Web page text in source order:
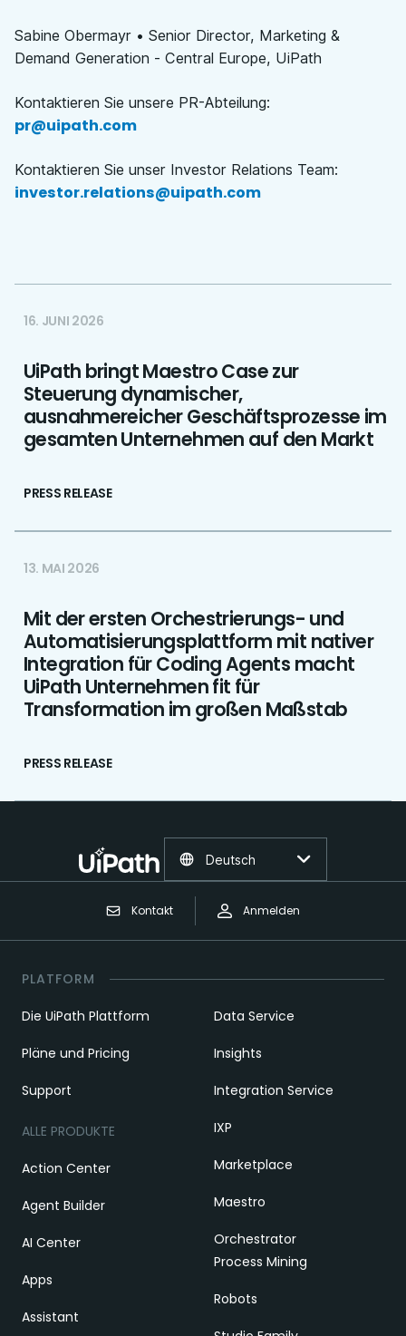
Sabine Obermayr • Senior Director, Marketing &
Demand Generation - Central Europe, UiPath
Kontaktieren Sie unsere PR-Abteilung:
pr@uipath.com
Kontaktieren Sie unser Investor Relations Team:
investor.relations@uipath.com
16. JUNI 2026
UiPath bringt Maestro Case zur
Steuerung dynamischer,
ausnahmereicher Geschäftsprozesse im
gesamten Unternehmen auf den Markt
PRESS RELEASE
13. MAI 2026
Mit der ersten Orchestrierungs- und
Automatisierungsplattform mit nativer
Integration für Coding Agents macht
UiPath Unternehmen fit für
Transformation im großen Maßstab
PRESS RELEASE
Kontakt Anmelden
Deutsch
PLATFORM
Die UiPath Plattform
Pläne und Pricing
Support
ALLE PRODUKTE
Action Center
Agent Builder
AI Center
Apps
Assistant
Data Service
Insights
Integration Service
IXP
Marketplace
Maestro
Orchestrator
Process Mining
Robots